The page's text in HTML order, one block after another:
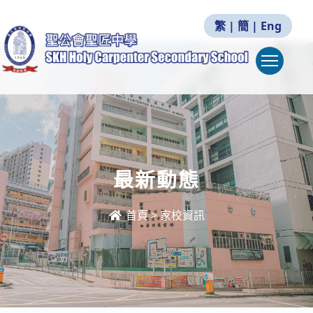
繁 | 簡 | Eng
最新動態
首頁>家校資訊